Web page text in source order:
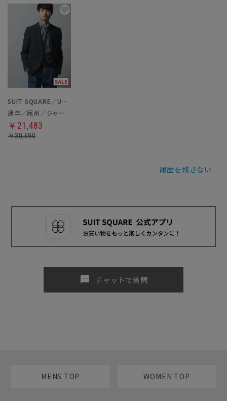
SUIT SQUARE／UNIVERSAL LANGUAGE
通年／尾州／ジャケット
￥21,483
￥30,690
履歴を残さない
sms チャットで質問
MENS TOP WOMEN TOP